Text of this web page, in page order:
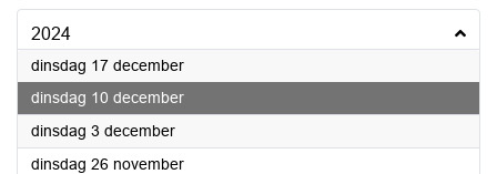
2024
dinsdag 17 december2024
dinsdag 10 december2024
dinsdag 3 december2024
dinsdag 26 november2024